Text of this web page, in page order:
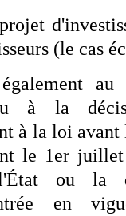
(le cas
au
à la
à la loi
le 1er
ou la
en